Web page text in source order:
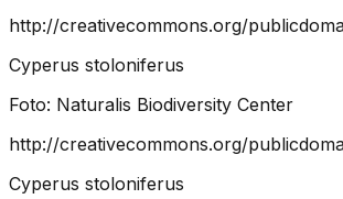
http://creativecommons.org/
Cyperus stoloniferus
Foto: Naturalis Biodiversity Center
http://creativecommons.org/
Cyperus stoloniferus